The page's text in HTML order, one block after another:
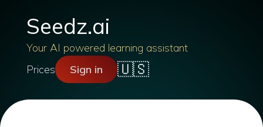
Seedz.ai
Your AI powered learning assistant
Prices
Sign in 🇺🇸